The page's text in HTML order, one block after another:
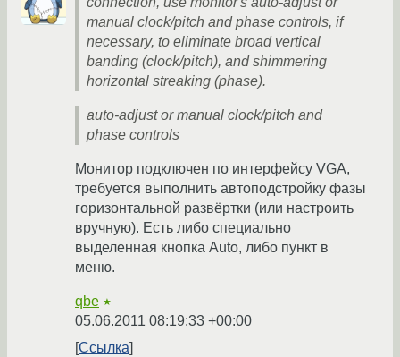
manual clock/pitch and phase controls, if
necessary, to eliminate broad vertical
banding (clock/pitch), and shimmering
horizontal streaking (phase).
auto-adjust or manual clock/pitch and
phase controls
Монитор подключен по интерфейсу VGA,
требуется выполнить автоподстройку фазы
горизонтальной развёртки (или настроить
вручную). Есть либо специально
выделенная кнопка Auto, либо пункт в
меню.
qbe ★
05.06.2011 08:19:33 +00:00
Ссылка